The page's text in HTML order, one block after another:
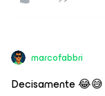
marcofabbri
Decisamente 😂😅